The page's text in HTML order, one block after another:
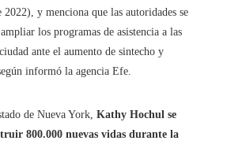
2022), y menciona que las autoridades se
los programas de asistencia a las
ante el aumento de sintecho y
informó la agencia Efe.
de Nueva York, Kathy Hochul se
800.000 nuevas vidas durante la